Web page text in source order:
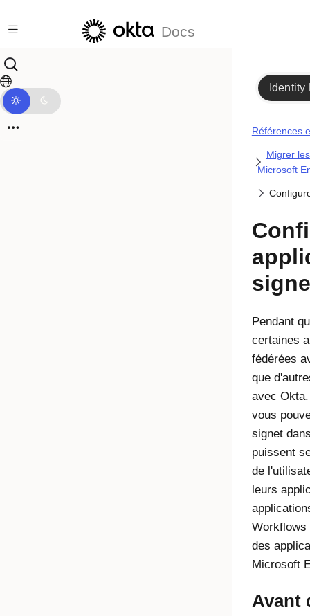
Docs
Identity
Références
Migrer
Microsoft
Pendant
certaines
fédérées
que
avec Okta
vous
signet
puissent
de
leurs
Workflows
des
Microsoft
Avant